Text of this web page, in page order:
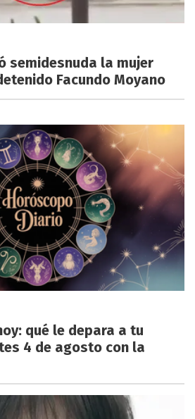
semidesnuda la mujer
Facundo Moyano
qué le depara a tu
4 de agosto con la